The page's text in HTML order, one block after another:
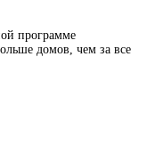
программе
домов, чем за все